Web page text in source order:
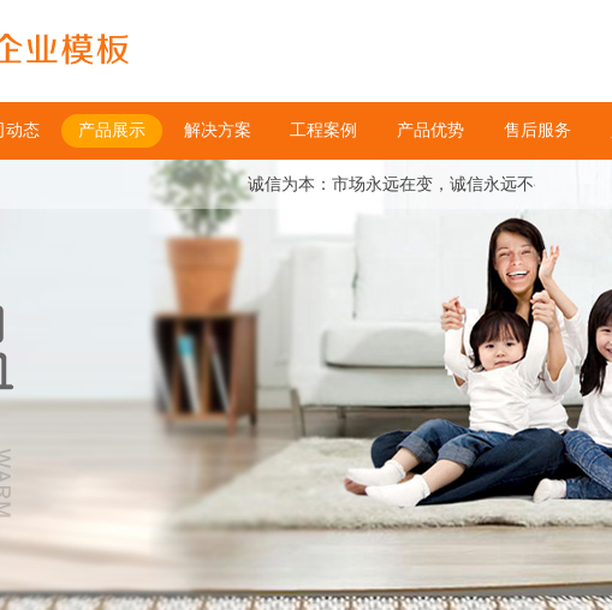
动态 产品展示 解决方案 工程案例 产品优势 售后服务
诚信为本：市场永远在变，诚信永远不变。